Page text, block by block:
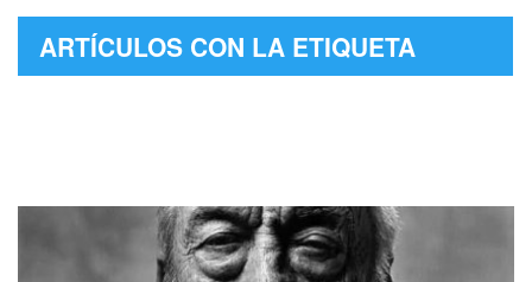
ARTÍCULOS CON LA ETIQUETA